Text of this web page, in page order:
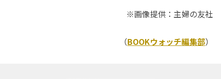
※画像提供：主婦の友社
（BOOKウォッチ編集部）